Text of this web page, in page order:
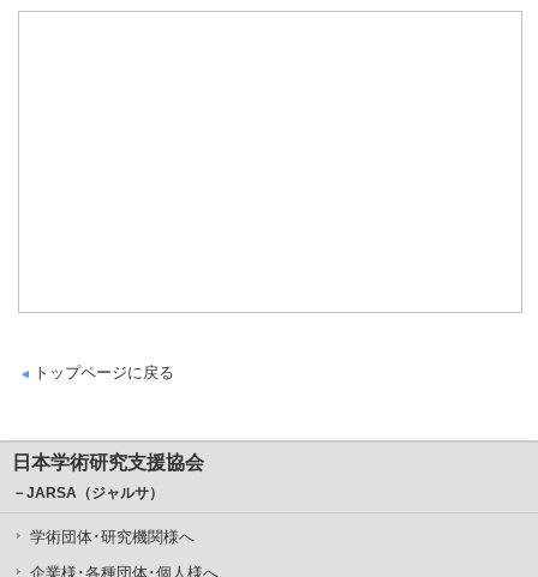
トップページに戻る
日本学術研究支援協会
－JARSA（ジャルサ）
学術団体･研究機関様へ
企業様･各種団体･個人様へ